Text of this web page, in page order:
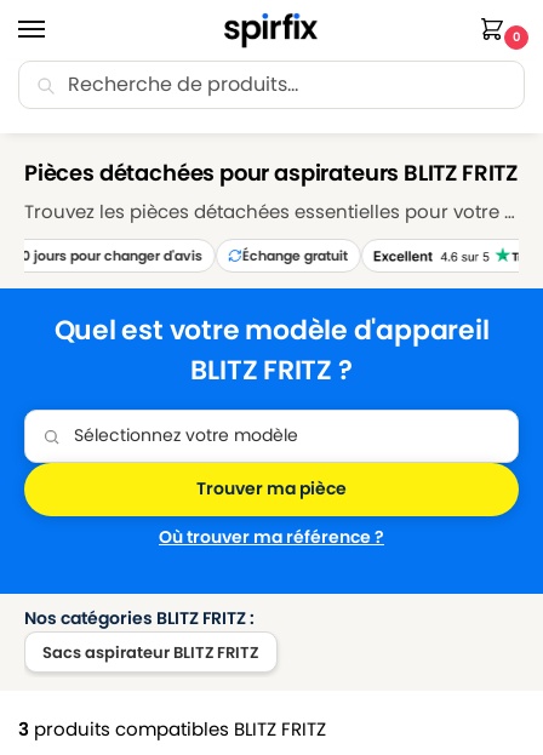
0
🚚 Livraison Point Relais offerte dès 30€ d’achat.
Pièces détachées pour aspirateurs BLITZ FRITZ
Trouvez les pièces détachées essentielles pour votre aspirateur BLITZ FRITZ sur Spirfix. Explorez notre sélection de sacs, filtres, brosses et accessoires pour maintenir votre aspirateur BLITZ FRITZ en parfait état de fonctionnement. Réparez et entretenez votre appareil avec nos pièces détachées de qualité supérieure, garantissant des performances de nettoyage optimales.
30 jours pour changer d'avis Échange gratuit
Quel est votre modèle d'appareil
BLITZ FRITZ ?
Où trouver ma référence ?
Trouver ma pièce
Nos catégories BLITZ FRITZ :
Sacs aspirateur BLITZ FRITZ
3 produits compatibles BLITZ FRITZ